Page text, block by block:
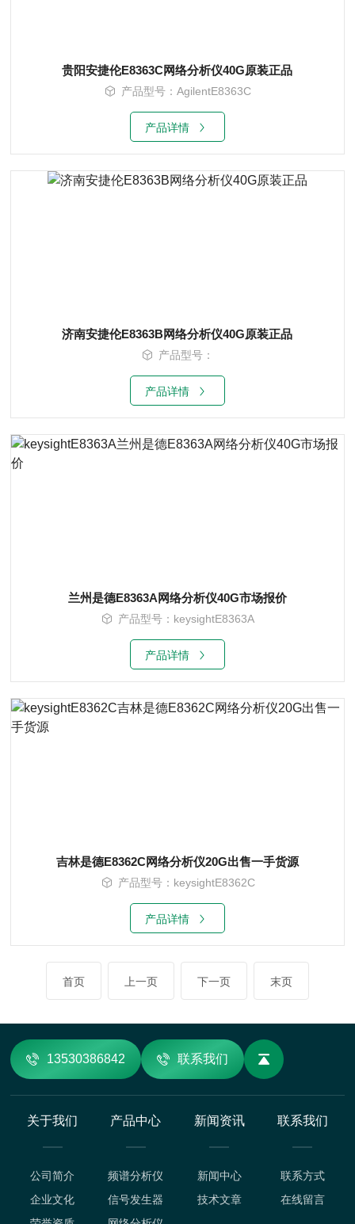
贵阳安捷伦E8363C网络分析仪40G原装正品
产品型号：AgilentE8363C
产品详情
济南安捷伦E8363B网络分析仪40G原装正品
产品型号：
产品详情
兰州是德E8363A网络分析仪40G市场报价
产品型号：keysightE8363A
产品详情
吉林是德E8362C网络分析仪20G出售一手货源
产品型号：keysightE8362C
产品详情
首页 上一页 下一页 末页
13530386842 联系我们
关于我们
公司简介
企业文化
产品中心
频谱分析仪
信号发生器
新闻资讯
新闻中心
技术文章
联系我们
联系方式
在线留言